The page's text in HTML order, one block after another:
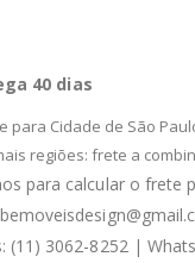
40 dias
para Cidade de São
regiões: frete a
para calcular o frete
(11) 3062-8252 |